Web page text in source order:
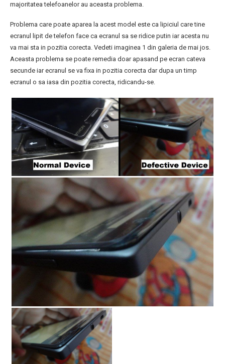
majoritatea telefoanelor au aceasta problema.
Problema care poate aparea la acest model este ca lipiciul care tine
ecranul lipit de telefon face ca ecranul sa se ridice putin iar acesta nu
va mai sta in pozitia corecta. Vedeti imaginea 1 din galeria de mai jos.
Aceasta problema se poate remedia doar apasand pe ecran cateva
secunde iar ecranul se va fixa in pozitia corecta dar dupa un timp
ecranul o sa iasa din pozitia corecta, ridicandu-se.